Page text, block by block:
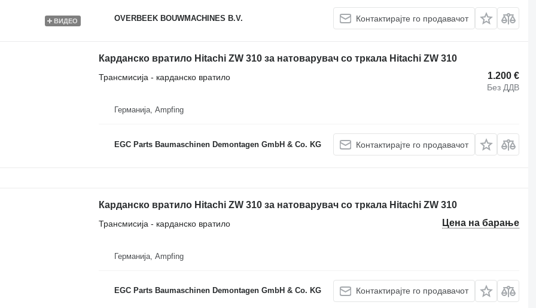
ВИДЕО OVERBEEK BOUWMACHINES B.V. Контактирајте го продавачот
Карданско вратило Hitachi ZW 310 за натоварувач со тркала Hitachi ZW 310
1.200 €
Без ДДВ
Трансмисија - карданско вратило
Германија, Ampfing
EGC Parts Baumaschinen Demontagen GmbH & Co. KG Контактирајте го продавачот
Карданско вратило Hitachi ZW 310 за натоварувач со тркала Hitachi ZW 310
Цена на барање
Трансмисија - карданско вратило
Германија, Ampfing
EGC Parts Baumaschinen Demontagen GmbH & Co. KG Контактирајте го продавачот